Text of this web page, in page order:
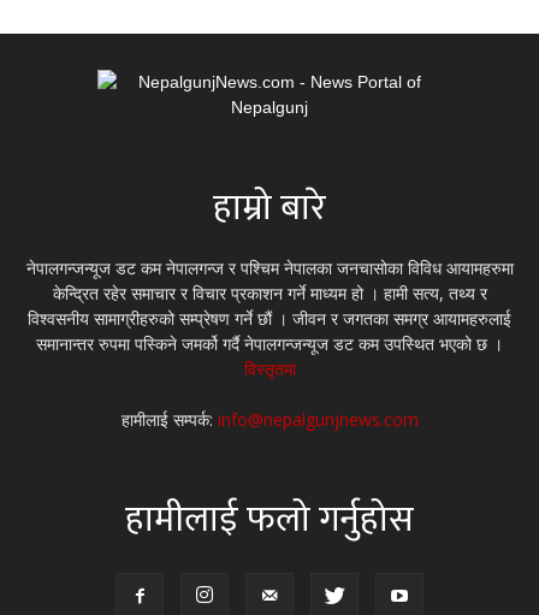
हाम्रो बारे
नेपालगन्जन्यूज डट कम नेपालगन्ज र पश्चिम नेपालका जनचासोका विविध आयामहरुमा
केन्द्रित रहेर समाचार र विचार प्रकाशन गर्ने माध्यम हो । हामी सत्य, तथ्य र
विश्वसनीय सामाग्रीहरुको सम्प्रेषण गर्ने छौं । जीवन र जगतका समग्र आयामहरुलाई
समानान्तर रुपमा पस्किने जमर्को गर्दै नेपालगन्जन्यूज डट कम उपस्थित भएको छ ।
विस्तृतमा
हामीलाई सम्पर्क: info@nepalgunjnews.com
हामीलाई फलो गर्नुहोस